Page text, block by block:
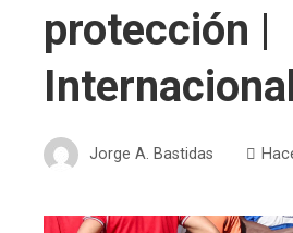
protección |
Internacional
Jorge A. Bastidas